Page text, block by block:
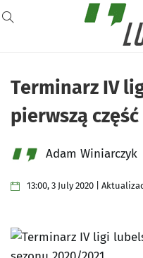
Terminarz IV
pierwszą
Adam Winiarczyk
13:00, 3 July 2020 |